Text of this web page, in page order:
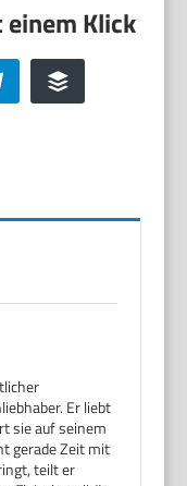
Telegram Buffer
Er liebt
sie auf seinem
gerade Zeit mit
teilt er